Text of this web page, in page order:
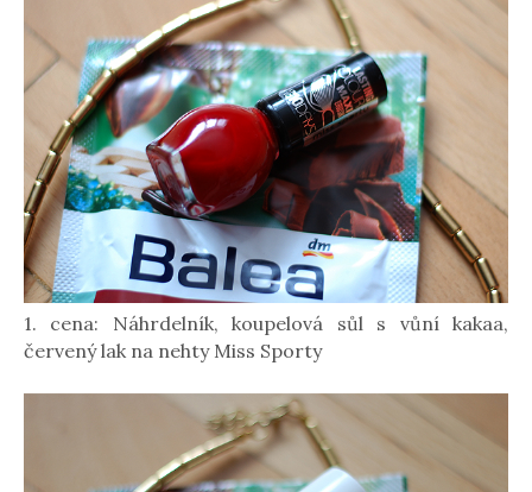
1. cena: Náhrdelník, koupelová sůl s vůní kakaa,
červený lak na nehty Miss Sporty